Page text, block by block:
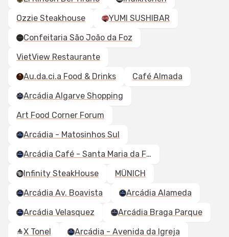
Ozzie Steakhouse
YUMI SUSHIBAR
Confeitaria São João da Foz
VietView Restaurante
Au.da.ci.a Food & Drinks
Café Almada
Arcádia Algarve Shopping
Art Food Corner Forum
Arcádia - Matosinhos Sul
Arcádia Café - Santa Maria da Feira
Infinity SteakHouse
MÜNICH
Arcádia Av. Boavista
Arcádia Alameda
Arcádia Velasquez
Arcádia Braga Parque
X Tonel
Arcádia - Avenida da Igreja